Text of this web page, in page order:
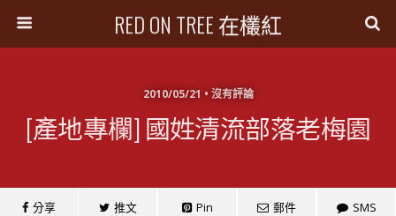
RED ON TREE 在欉紅
2010/05/21 • 沒有評論
[產地專欄] 國姓清流部落老梅園
分享 推文 Pin 郵件 SMS